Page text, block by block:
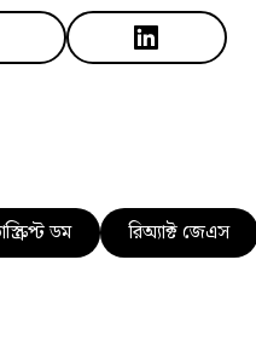
ডম রিঅ্যাক্ট জেএস